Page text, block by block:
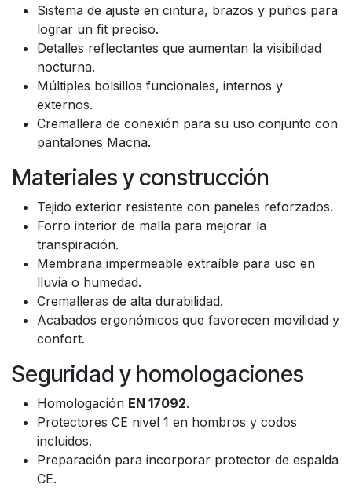
Sistema de ajuste en cintura, brazos y puños para
lograr un fit preciso.
Detalles reflectantes que aumentan la visibilidad
nocturna.
Múltiples bolsillos funcionales, internos y
externos.
Cremallera de conexión para su uso conjunto con
pantalones Macna.
Materiales y construcción
Tejido exterior resistente con paneles reforzados.
Forro interior de malla para mejorar la
transpiración.
Membrana impermeable extraíble para uso en
lluvia o humedad.
Cremalleras de alta durabilidad.
Acabados ergonómicos que favorecen movilidad y
confort.
Seguridad y homologaciones
Homologación EN 17092.
Protectores CE nivel 1 en hombros y codos
incluidos.
Preparación para incorporar protector de espalda
CE.